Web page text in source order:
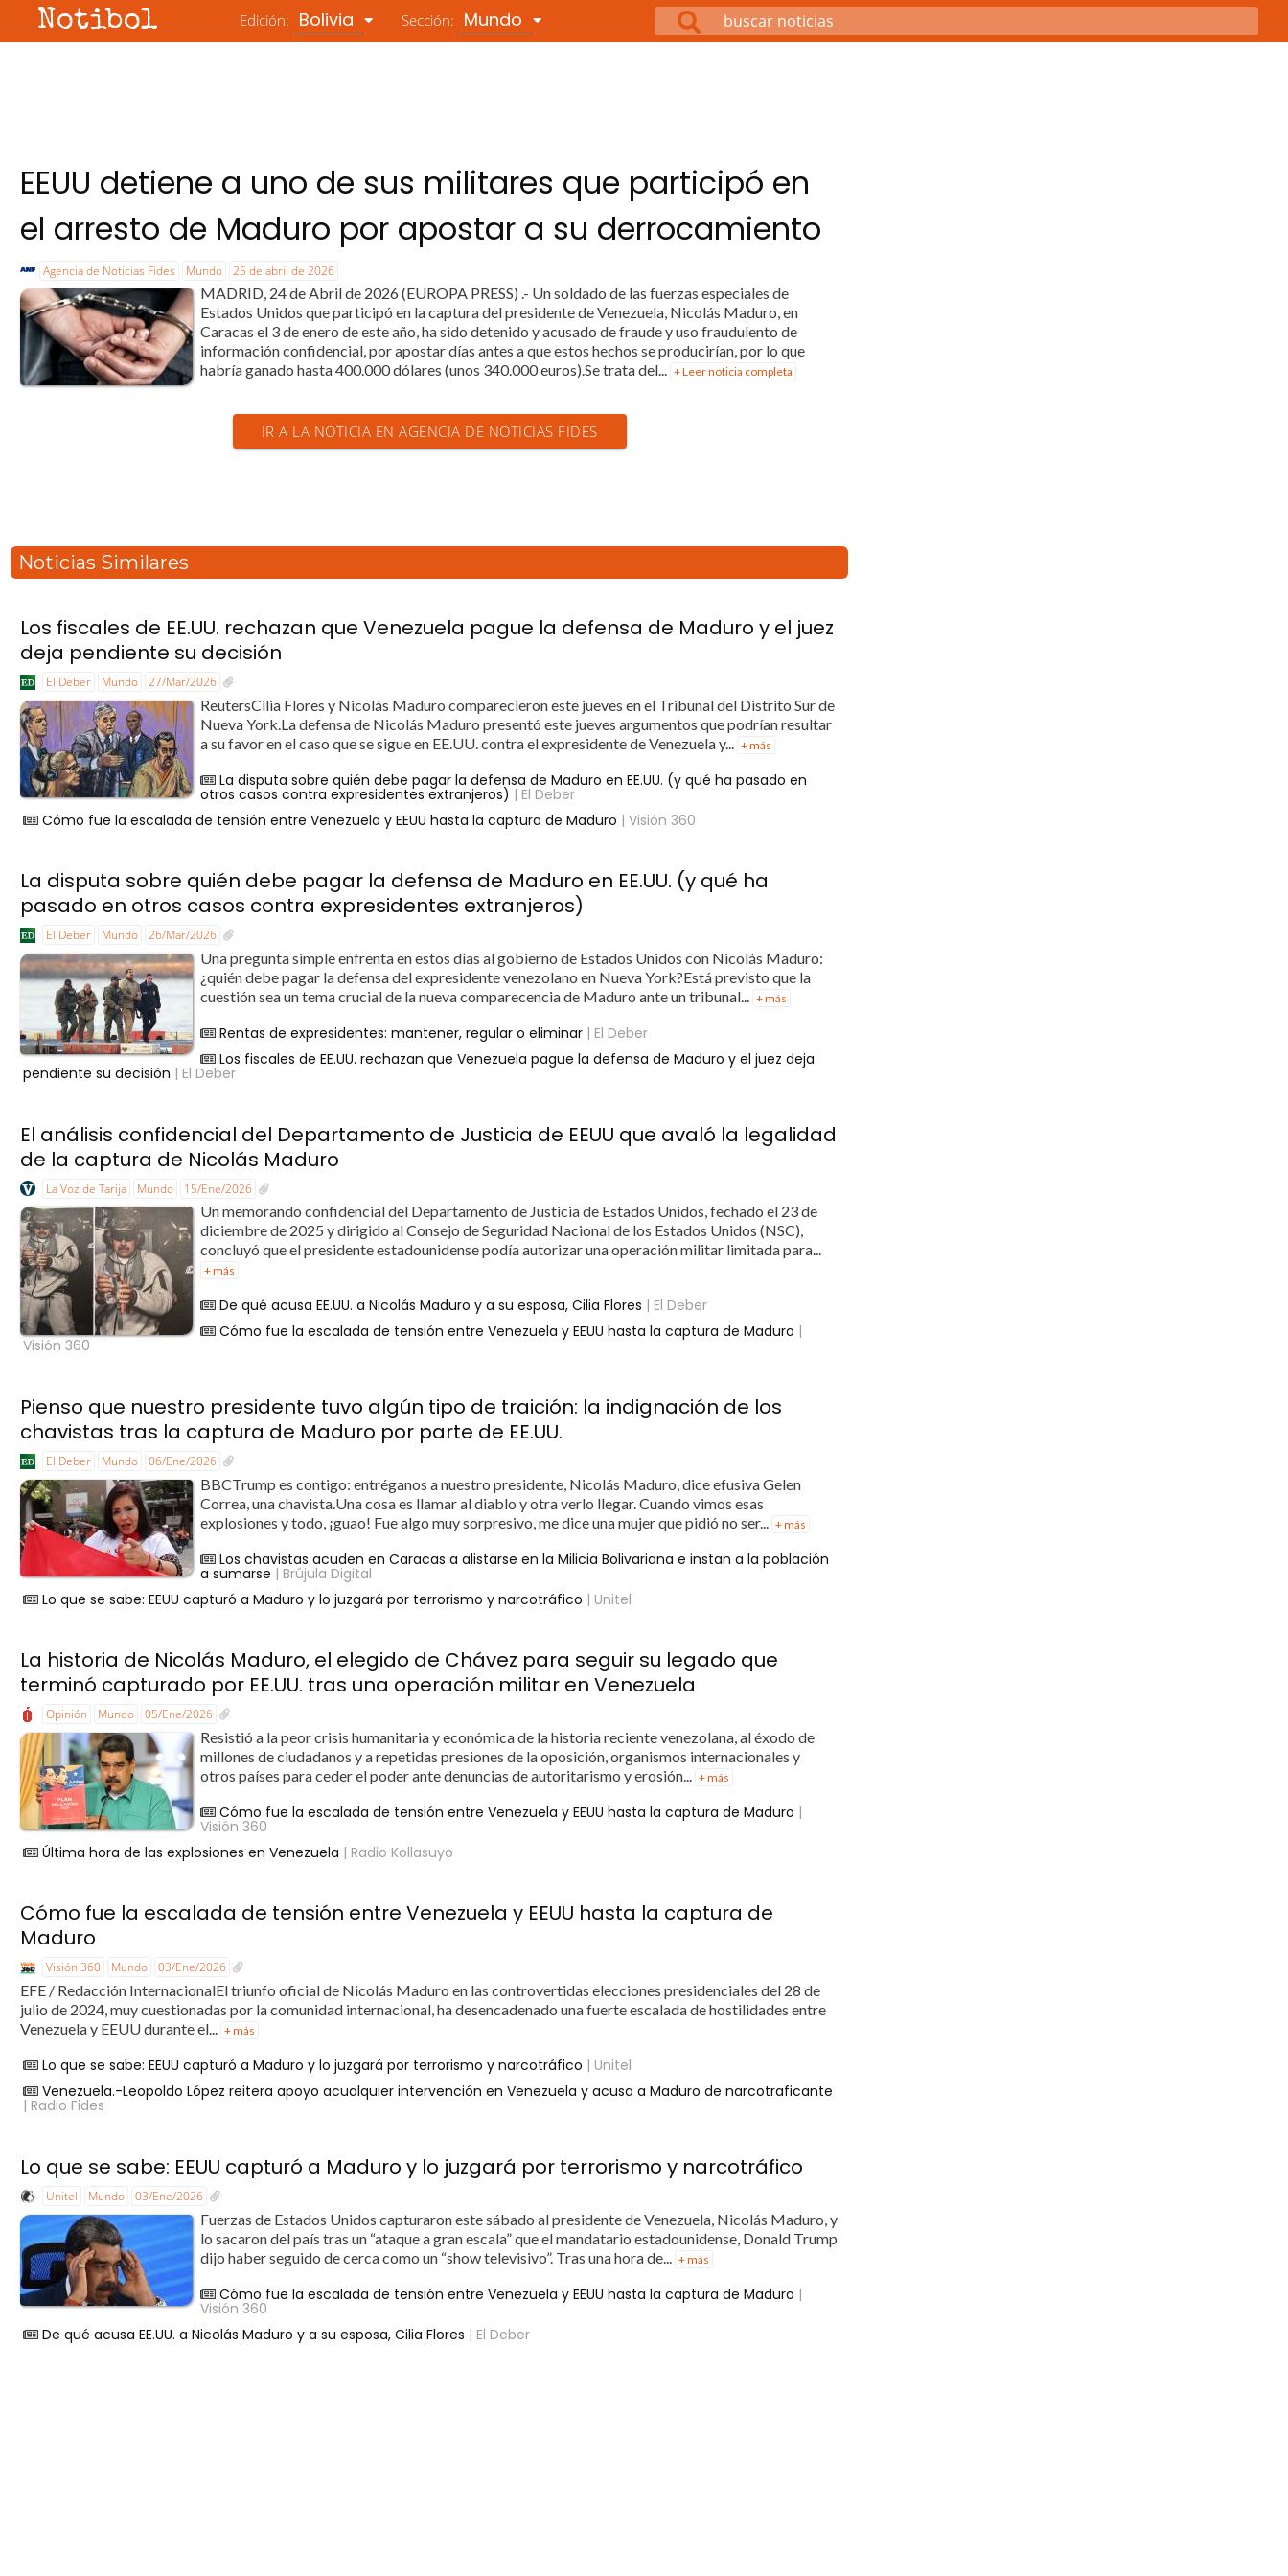
Notibol Edición: Bolivia Sección: Mundo
EEUU detiene a uno de sus militares que participó en
el arresto de Maduro por apostar a su derrocamiento
Agencia de Noticias Fides Mundo 25 de abril de 2026
MADRID, 24 de Abril de 2026 (EUROPA PRESS) .- Un soldado de las fuerzas especiales de
Estados Unidos que participó en la captura del presidente de Venezuela, Nicolás Maduro, en
Caracas el 3 de enero de este año, ha sido detenido y acusado de fraude y uso fraudulento de
información confidencial, por apostar días antes a que estos hechos se producirían, por lo que
habría ganado hasta 400.000 dólares (unos 340.000 euros).Se trata del... + Leer noticia completa
IR A LA NOTICIA EN AGENCIA DE NOTICIAS FIDES
Noticias Similares
Los fiscales de EE.UU. rechazan que Venezuela pague la defensa de Maduro y el juez
deja pendiente su decisión
El Deber Mundo 27/Mar/2026
ReutersCilia Flores y Nicolás Maduro comparecieron este jueves en el Tribunal del Distrito Sur de
Nueva York.La defensa de Nicolás Maduro presentó este jueves argumentos que podrían resultar
a su favor en el caso que se sigue en EE.UU. contra el expresidente de Venezuela y...
+ más
La disputa sobre quién debe pagar la defensa de Maduro en EE.UU. (y qué ha pasado en
otros casos contra expresidentes extranjeros) | El Deber
Cómo fue la escalada de tensión entre Venezuela y EEUU hasta la captura de Maduro | Visión 360
La disputa sobre quién debe pagar la defensa de Maduro en EE.UU. (y qué ha
pasado en otros casos contra expresidentes extranjeros)
El Deber Mundo 26/Mar/2026
Una pregunta simple enfrenta en estos días al gobierno de Estados Unidos con Nicolás Maduro:
¿quién debe pagar la defensa del expresidente venezolano en Nueva York?Está previsto que la
cuestión sea un tema crucial de la nueva comparecencia de Maduro ante un tribunal... + más
Rentas de expresidentes: mantener, regular o eliminar | El Deber
Los fiscales de EE.UU. rechazan que Venezuela pague la defensa de Maduro y el juez deja
pendiente su decisión | El Deber
El análisis confidencial del Departamento de Justicia de EEUU que avaló la legalidad
de la captura de Nicolás Maduro
La Voz de Tarija Mundo 15/Ene/2026
Un memorando confidencial del Departamento de Justicia de Estados Unidos, fechado el 23 de
diciembre de 2025 y dirigido al Consejo de Seguridad Nacional de los Estados Unidos (NSC),
concluyó que el presidente estadounidense podía autorizar una operación militar limitada para...
+ más
De qué acusa EE.UU. a Nicolás Maduro y a su esposa, Cilia Flores | El Deber
Cómo fue la escalada de tensión entre Venezuela y EEUU hasta la captura de Maduro |
Visión 360
Pienso que nuestro presidente tuvo algún tipo de traición: la indignación de los
chavistas tras la captura de Maduro por parte de EE.UU.
El Deber Mundo 06/Ene/2026
BBCTrump es contigo: entréganos a nuestro presidente, Nicolás Maduro, dice efusiva Gelen
Correa, una chavista.Una cosa es llamar al diablo y otra verlo llegar. Cuando vimos esas
explosiones y todo, ¡guao! Fue algo muy sorpresivo, me dice una mujer que pidió no ser...
+ más
Los chavistas acuden en Caracas a alistarse en la Milicia Bolivariana e instan a la población
a sumarse | Brújula Digital
Lo que se sabe: EEUU capturó a Maduro y lo juzgará por terrorismo y narcotráfico | Unitel
La historia de Nicolás Maduro, el elegido de Chávez para seguir su legado que
terminó capturado por EE.UU. tras una operación militar en Venezuela
Opinión Mundo 05/Ene/2026
Resistió a la peor crisis humanitaria y económica de la historia reciente venezolana, al éxodo de
millones de ciudadanos y a repetidas presiones de la oposición, organismos internacionales y
otros países para ceder el poder ante denuncias de autoritarismo y erosión... + más
Cómo fue la escalada de tensión entre Venezuela y EEUU hasta la captura de Maduro |
Visión 360
Última hora de las explosiones en Venezuela | Radio Kollasuyo
Cómo fue la escalada de tensión entre Venezuela y EEUU hasta la captura de
Maduro
Visión 360 Mundo 03/Ene/2026
EFE / Redacción InternacionalEl triunfo oficial de Nicolás Maduro en las controvertidas elecciones presidenciales del 28 de
julio de 2024, muy cuestionadas por la comunidad internacional, ha desencadenado una fuerte escalada de hostilidades entre
Venezuela y EEUU durante el... + más
Lo que se sabe: EEUU capturó a Maduro y lo juzgará por terrorismo y narcotráfico | Unitel
Venezuela.-Leopoldo López reitera apoyo acualquier intervención en Venezuela y acusa a Maduro de narcotraficante
| Radio Fides
Lo que se sabe: EEUU capturó a Maduro y lo juzgará por terrorismo y narcotráfico
Unitel Mundo 03/Ene/2026
Fuerzas de Estados Unidos capturaron este sábado al presidente de Venezuela, Nicolás Maduro, y
lo sacaron del país tras un “ataque a gran escala” que el mandatario estadounidense, Donald Trump
dijo haber seguido de cerca como un “show televisivo”. Tras una hora de...
+ más
Cómo fue la escalada de tensión entre Venezuela y EEUU hasta la captura de Maduro |
Visión 360
De qué acusa EE.UU. a Nicolás Maduro y a su esposa, Cilia Flores | El Deber